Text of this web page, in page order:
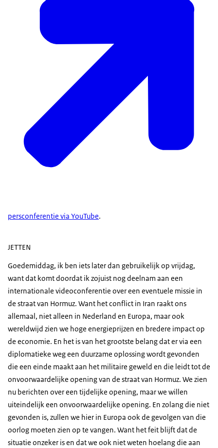
persconferentie via YouTube.
JETTEN
Goedemiddag, ik ben iets later dan gebruikelijk op vrijdag,
want dat komt doordat ik zojuist nog deelnam aan een
internationale videoconferentie over een eventuele missie in
de straat van Hormuz. Want het conflict in Iran raakt ons
allemaal, niet alleen in Nederland en Europa, maar ook
wereldwijd zien we hoge energieprijzen en bredere impact op
de economie. En het is van het grootste belang dat er via een
diplomatieke weg een duurzame oplossing wordt gevonden
die een einde maakt aan het militaire geweld en die leidt tot de
onvoorwaardelijke opening van de straat van Hormuz. We zien
nu berichten over een tijdelijke opening, maar we willen
uiteindelijk een onvoorwaardelijke opening. En zolang die niet
gevonden is, zullen we hier in Europa ook de gevolgen van die
oorlog moeten zien op te vangen. Want het feit blijft dat de
situatie onzeker is en dat we ook niet weten hoelang die aan